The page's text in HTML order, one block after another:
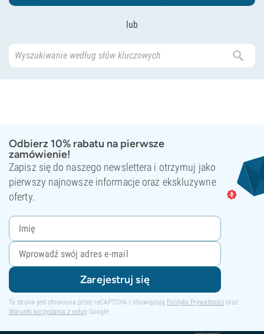
lub
Odbierz 10% rabatu na pierwsze
zamówienie!
Zapisz się do naszego newslettera i otrzymuj jako
pierwszy najnowsze informacje oraz ekskluzywne
oferty.
Zarejestruj się
Ta strona jest chroniona przez reCAPTCHA i obowiązują Polityka Prywatności oraz
Warunki korzystania z usług Google.